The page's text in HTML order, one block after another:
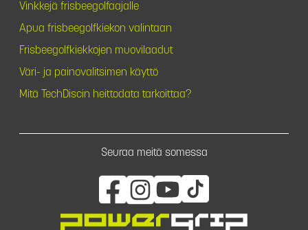
Vinkkejä frisbeegolfaajalle
Apua frisbeegolfkiekon valintaan
Frisbeegolfkiekkojen muovilaadut
Väri- ja painovalitsimen käyttö
Mitä TechDiscin heittodata tarkoittaa?
Seuraa meitä somessa